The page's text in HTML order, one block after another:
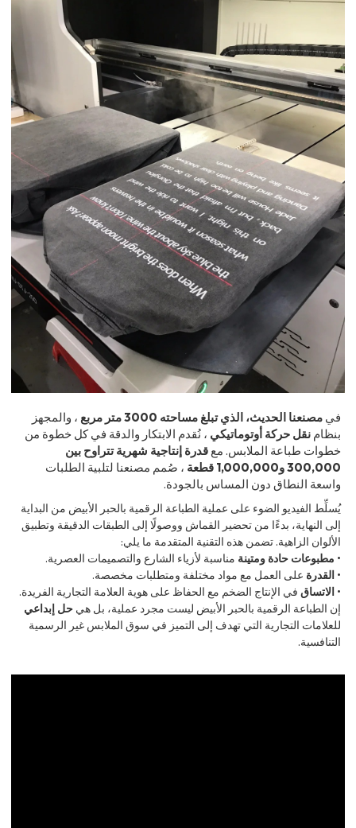
فيمصنعنا الحديث، الذي تبلغ مساحته 3000 متر مربع
، والمجهز
بنظامنقل حركة أوتوماتيكي ، نُقدم الابتكار والدقة في كل خطوة من
خطوات طباعة الملابس. معقدرة إنتاجية شهرية تتراوح بين
300,000 و1,000,000 قطعة
، صُمم مصنعنا لتلبية الطلبات
واسعة النطاق دون المساس بالجودة.
يُسلِّط الفيديو الضوء على عملية الطباعة الرقمية بالحبر الأبيض من البداية
إلى النهاية، بدءًا من تحضير القماش ووصولًا إلى الطبقات الدقيقة وتطبيق
الألوان الزاهية. تضمن هذه التقنية المتقدمة ما يلي:
• مطبوعات حادة ومتينة مناسبة لأزياء الشارع والتصميمات العصرية.
• القدرة على العمل مع مواد مختلفة ومتطلبات مخصصة.
• الاتساق في الإنتاج الضخم مع الحفاظ على هوية العلامة التجارية الفريدة.
إن الطباعة الرقمية بالحبر الأبيض ليست مجرد عملية، بل هيحل إبداعي
للعلامات التجارية التي تهدف إلى التميز في سوق الملابس غير الرسمية
التنافسية.